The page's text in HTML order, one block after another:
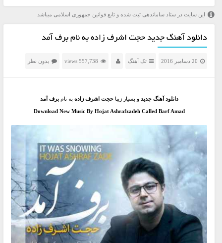
این سایت در ستاد ساماندهی ثبت شده و تابع قوانین جمهوری اسلامی میباشد
دانلود آهنگ جدید حجت اشرف زاده به نام برف آمد
20 دسامبر 2016 تک آهنگ 557,738 views بدون نظر
دانلود آهنگ جدید و بسیار زیباحجت اشرف زاده به نامبرف آمد
Download New Music By Hojat Ashrafzadeh Called Barf Amad